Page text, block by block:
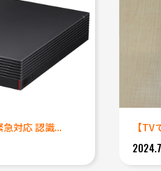
急対応 認識...
【